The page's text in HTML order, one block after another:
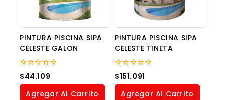
PINTURA PISCINA SIPA
CELESTE GALON
0
out
of
$44.109
Agregar Al Carrito
PINTURA PISCINA SIPA
CELESTE TINETA
0
out
of
$151.091
Agregar Al Carrito